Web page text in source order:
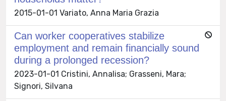
2015-01-01 Variato, Anna Maria Grazia
Can worker cooperatives stabilize
employment and remain financially sound
during a prolonged recession?
2023-01-01 Cristini, Annalisa; Grasseni, Mara;
Signori, Silvana